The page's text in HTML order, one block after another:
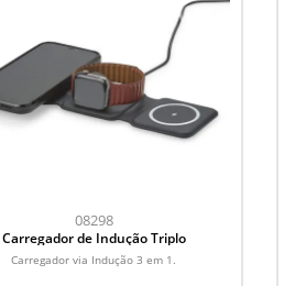
08298
Carregador de Indução Triplo
Carregador via Indução 3 em 1.